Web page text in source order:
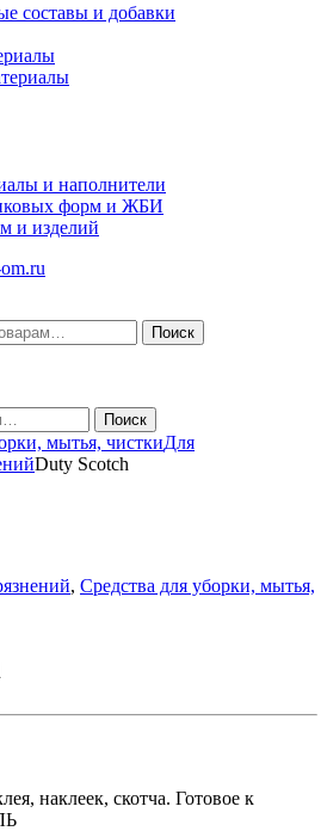
составы и добавки
и наполнители
форм и ЖБИ
и изделий
Поиск
Поиск
мытья, чисткиДля
Duty Scotch
, Средства для уборки, мытья,
наклеек, скотча. Готовое к